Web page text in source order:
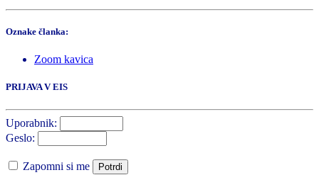
Oznake članka:
Zoom kavica
PRIJAVA V EIS
Uporabnik:
Geslo:
Zapomni si me Potrdi